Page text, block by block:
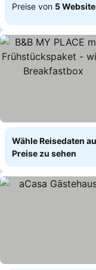
Preise von 5
Wähle Reisedaten
Preise zu sehen